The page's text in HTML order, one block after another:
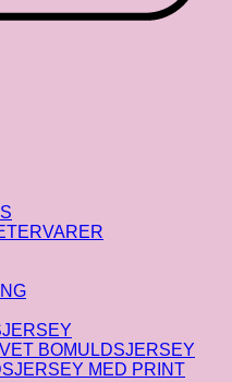
BOMULDSJERSEY
MED PRINT